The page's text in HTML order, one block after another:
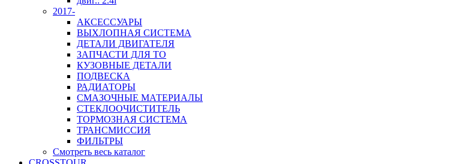
2017-
АКСЕССУАРЫ
ВЫХЛОПНАЯ СИСТЕМА
ДЕТАЛИ ДВИГАТЕЛЯ
ЗАПЧАСТИ ДЛЯ ТО
КУЗОВНЫЕ ДЕТАЛИ
ПОДВЕСКА
РАДИАТОРЫ
СМАЗОЧНЫЕ МАТЕРИАЛЫ
СТЕКЛООЧИСТИТЕЛЬ
ТОРМОЗНАЯ СИСТЕМА
ТРАНСМИССИЯ
ФИЛЬТРЫ
Смотреть весь каталог